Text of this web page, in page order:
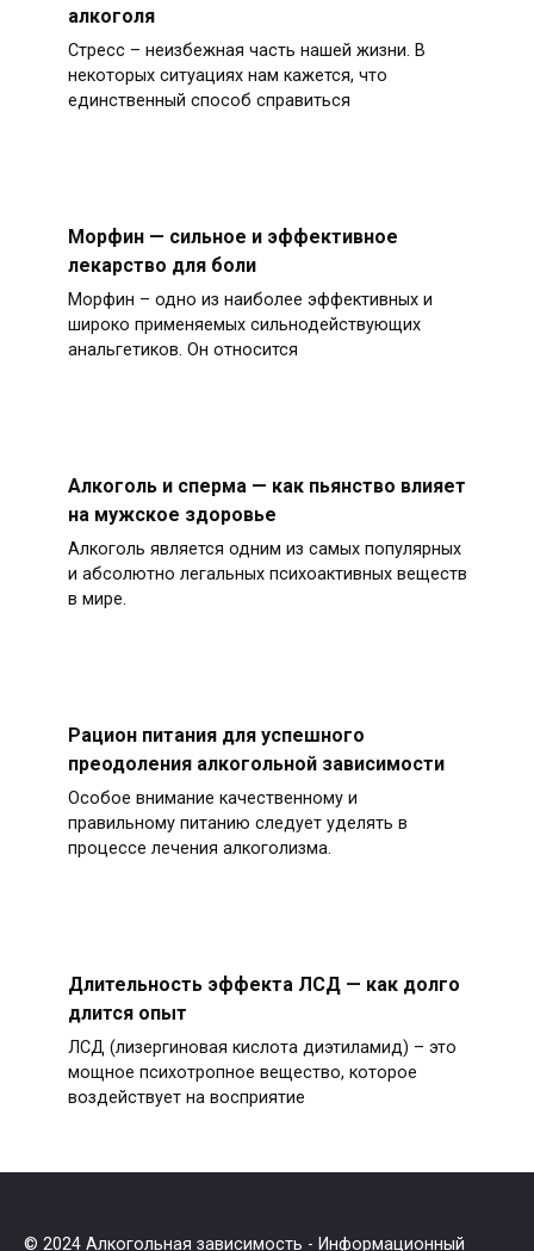
алкоголя
Стресс – неизбежная часть нашей жизни. В
некоторых ситуациях нам кажется, что
единственный способ справиться
Морфин — сильное и эффективное
лекарство для боли
Морфин – одно из наиболее эффективных и
широко применяемых сильнодействующих
анальгетиков. Он относится
Алкоголь и сперма — как пьянство влияет
на мужское здоровье
Алкоголь является одним из самых популярных
и абсолютно легальных психоактивных веществ
в мире.
Рацион питания для успешного
преодоления алкогольной зависимости
Особое внимание качественному и
правильному питанию следует уделять в
процессе лечения алкоголизма.
Длительность эффекта ЛСД — как долго
длится опыт
ЛСД (лизергиновая кислота диэтиламид) – это
мощное психотропное вещество, которое
воздействует на восприятие
© 2024 Алкогольная зависимость - Информационный